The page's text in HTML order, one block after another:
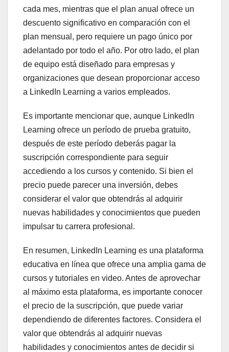
cada mes, mientras que el plan anual ofrece un
descuento significativo en comparación con el
plan mensual, pero requiere un pago único por
adelantado por todo el año. Por otro lado, el plan
de equipo está diseñado para empresas y
organizaciones que desean proporcionar acceso
a LinkedIn Learning a varios empleados.
Es importante mencionar que, aunque LinkedIn
Learning ofrece un período de prueba gratuito,
después de este período deberás pagar la
suscripción correspondiente para seguir
accediendo a los cursos y contenido. Si bien el
precio puede parecer una inversión, debes
considerar el valor que obtendrás al adquirir
nuevas habilidades y conocimientos que pueden
impulsar tu carrera profesional.
En resumen, LinkedIn Learning es una plataforma
educativa en línea que ofrece una amplia gama de
cursos y tutoriales en video. Antes de aprovechar
al máximo esta plataforma, es importante conocer
el precio de la suscripción, que puede variar
dependiendo de diferentes factores. Considera el
valor que obtendrás al adquirir nuevas
habilidades y conocimientos antes de decidir si